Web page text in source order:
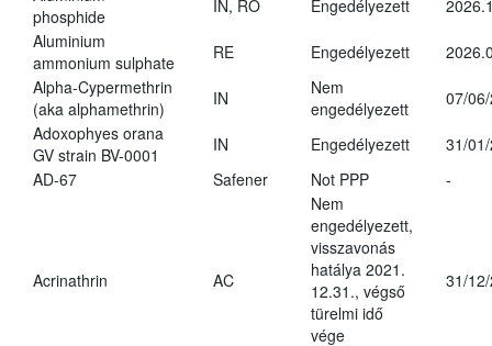
phosphide
IN, RO Engedélyezett
Aluminium
ammonium sulphate
RE Engedélyezett
Alpha-Cypermethrin
(aka alphamethrin)
IN
Nem
engedélyezett
07/
Adoxophyes orana
GV strain BV-0001
IN Engedélyezett
31/
AD-67
Safener Not PPP -
Acrinathrin AC
Nem
engedélyezett,
visszavonás
hatálya 2021.
12.31., végső
türelmi idő
vége
31/